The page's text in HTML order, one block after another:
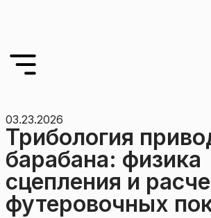
03.23.2026
Трибология
барабана: физика
сцепления и
футеровочных